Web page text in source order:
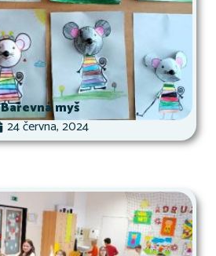
Barevná myš
24 června, 2024